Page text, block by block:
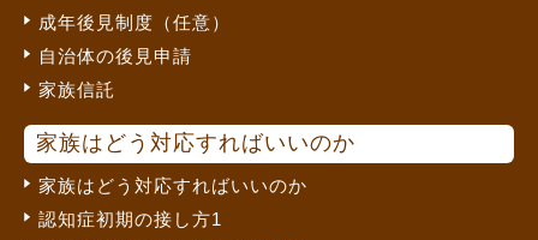
成年後見制度（任意）
自治体の後見申請
家族信託
家族はどう対応すればいいのか
家族はどう対応すればいいのか
認知症初期の接し方1